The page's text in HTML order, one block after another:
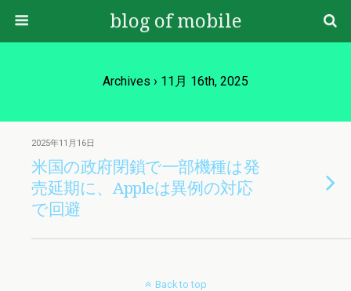
blog of mobile
Archives › 11月 16th, 2025
2025年11月16日
米国の政府閉鎖で一部機種は発
売延期に、Appleは異例の対応
で回避
Back to top